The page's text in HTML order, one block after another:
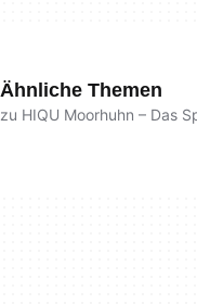
Ähnliche Themen
zu HIQU Moorhuhn – Das